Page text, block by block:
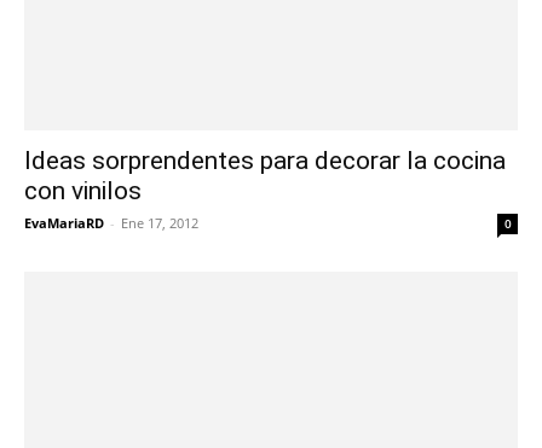
Ideas sorprendentes para decorar la cocina
con vinilos
EvaMariaRD - Ene 17, 2012 0